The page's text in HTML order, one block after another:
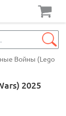
Войны (Lego
2025